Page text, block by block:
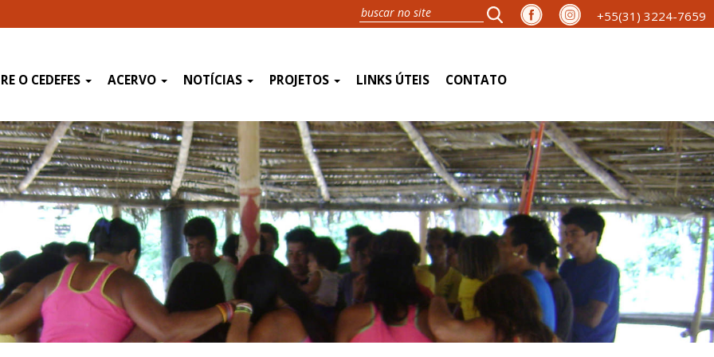
+55(31) 3224-7659
O CEDEFES ACERVO NOTÍCIAS PROJETOS LINKS ÚTEIS CONTATO